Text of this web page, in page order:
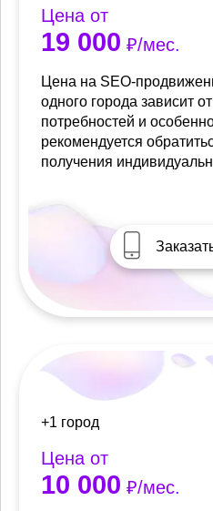
Цена от
19 000 ₽/мес.
Цена на SEO-
одного города зависит
потребностей и
рекомендуется
получения
+1 город
Цена от
10 000 ₽/мес.